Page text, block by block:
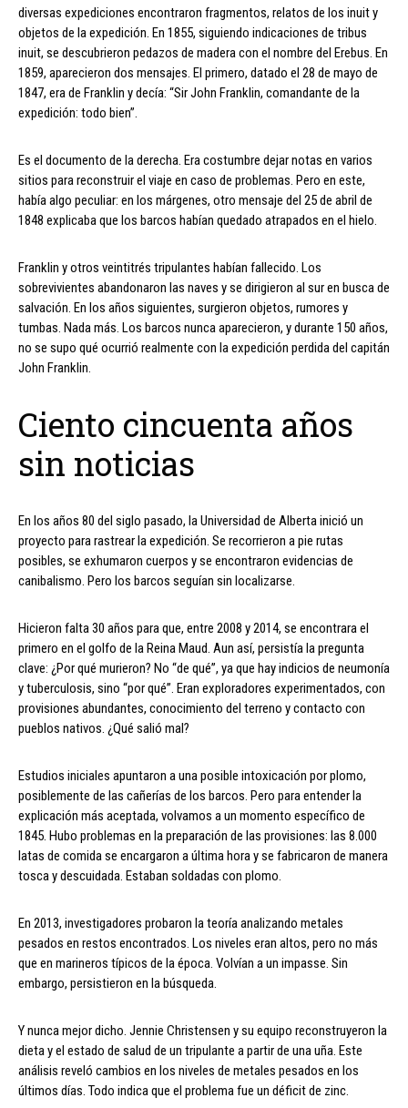
diversas expediciones encontraron fragmentos, relatos de los inuit y
objetos de la expedición. En 1855, siguiendo indicaciones de tribus
inuit, se descubrieron pedazos de madera con el nombre del Erebus. En
1859, aparecieron dos mensajes. El primero, datado el 28 de mayo de
1847, era de Franklin y decía: “Sir John Franklin, comandante de la
expedición: todo bien”.
Es el documento de la derecha. Era costumbre dejar notas en varios
sitios para reconstruir el viaje en caso de problemas. Pero en este,
había algo peculiar: en los márgenes, otro mensaje del 25 de abril de
1848 explicaba que los barcos habían quedado atrapados en el hielo.
Franklin y otros veintitrés tripulantes habían fallecido. Los
sobrevivientes abandonaron las naves y se dirigieron al sur en busca de
salvación. En los años siguientes, surgieron objetos, rumores y
tumbas. Nada más. Los barcos nunca aparecieron, y durante 150 años,
no se supo qué ocurrió realmente con la expedición perdida del capitán
John Franklin.
Ciento cincuenta años
sin noticias
En los años 80 del siglo pasado, la Universidad de Alberta inició un
proyecto para rastrear la expedición. Se recorrieron a pie rutas
posibles, se exhumaron cuerpos y se encontraron evidencias de
canibalismo. Pero los barcos seguían sin localizarse.
Hicieron falta 30 años para que, entre 2008 y 2014, se encontrara el
primero en el golfo de la Reina Maud. Aun así, persistía la pregunta
clave: ¿Por qué murieron? No “de qué”, ya que hay indicios de neumonía
y tuberculosis, sino “por qué”. Eran exploradores experimentados, con
provisiones abundantes, conocimiento del terreno y contacto con
pueblos nativos. ¿Qué salió mal?
Estudios iniciales apuntaron a una posible intoxicación por plomo,
posiblemente de las cañerías de los barcos. Pero para entender la
explicación más aceptada, volvamos a un momento específico de
1845. Hubo problemas en la preparación de las provisiones: las 8.000
latas de comida se encargaron a última hora y se fabricaron de manera
tosca y descuidada. Estaban soldadas con plomo.
En 2013, investigadores probaron la teoría analizando metales
pesados en restos encontrados. Los niveles eran altos, pero no más
que en marineros típicos de la época. Volvían a un impasse. Sin
embargo, persistieron en la búsqueda.
Y nunca mejor dicho. Jennie Christensen y su equipo reconstruyeron la
dieta y el estado de salud de un tripulante a partir de una uña. Este
análisis reveló cambios en los niveles de metales pesados en los
últimos días. Todo indica que el problema fue un déficit de zinc.